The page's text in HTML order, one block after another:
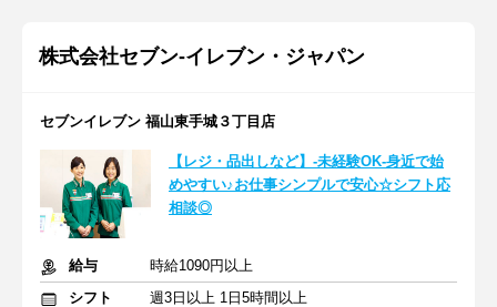
株式会社セブン-イレブン・ジャパン
セブンイレブン 福山東手城３丁目店
【レジ・品出しなど】-未経験OK-身近で始
めやすい♪お仕事シンプルで安心☆シフト応
相談◎
給与
時給1090円以上
シフト
週3日以上 1日5時間以上